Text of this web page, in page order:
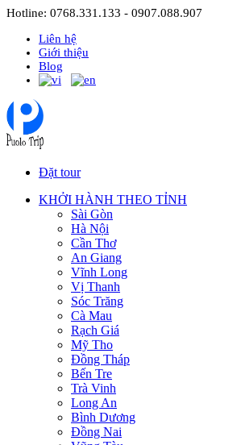
Hotline: 0768.331.133 - 0907.088.907
Liên hệ
Giới thiệu
Blog
Đặt tour
KHỞI HÀNH THEO TỈNH
Sài Gòn
Hà Nội
Cần Thơ
An Giang
Vĩnh Long
Vị Thanh
Sóc Trăng
Cà Mau
Rạch Giá
Mỹ Tho
Đồng Tháp
Bến Tre
Trà Vinh
Long An
Bình Dương
Đồng Nai